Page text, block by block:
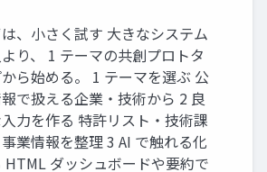
、小さく試す 大きなシステム
り、 1 テーマの共創プロトタ
ら始める。 1 テーマを選ぶ 公
で扱える企業・技術から 2 良
力を作る 特許リスト・技術課
業情報を整理 3 AI で触れる化
HTML ダッシュボードや要約で